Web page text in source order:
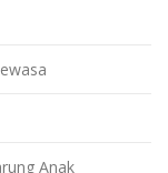
Anak